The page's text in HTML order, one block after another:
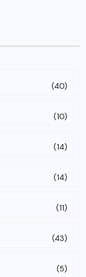
(40)
(10)
(14)
(14)
(11)
(43)
(5)